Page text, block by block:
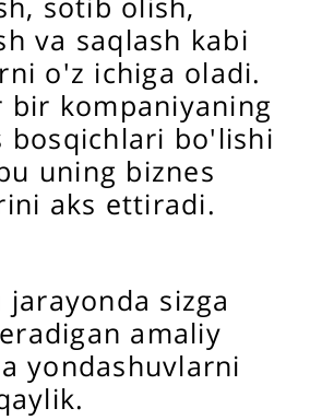
va saqlash kabi
o'z ichiga oladi.
bir kompaniyaning
bosqichlari bo'lishi
uning biznes
aks ettiradi.
jarayonda sizga
amaliy
yondashuvlarni